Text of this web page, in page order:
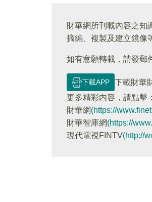
財華網所刊載內容之知
摘編、複製及建立鏡像
如有意願轉載，請發郵
下載APP
下載財華
更多精彩内容，請點擊：
財華網(https://
財華智庫網(https://
現代電視FINTV(http://